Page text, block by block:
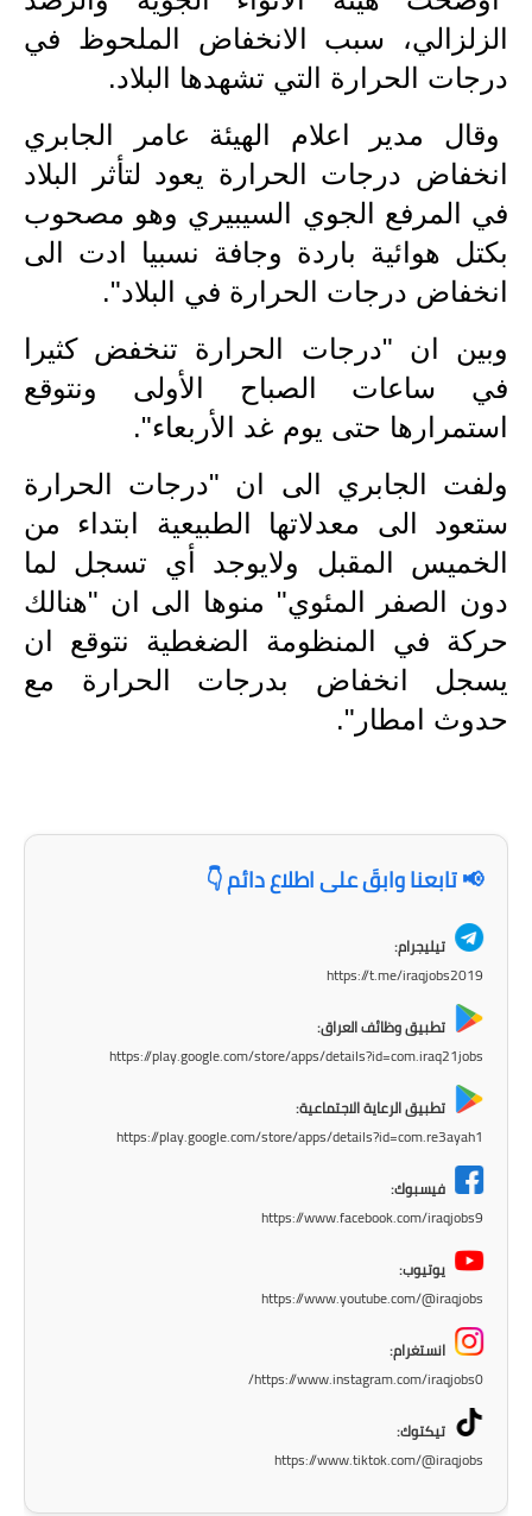
الاخبار الرياضية
المدارس
اخبار وقرارات وزارة التربية
نتائج الامتحانات
المرحلة الابتدائية
المرحلة المتوسطة
المرحلة الاعدادية
اسئلة وزارية
المرحلة الابتدائية
المرحلة المتوسطة
المرحلة الاعدادية
مرشحات
المرحلة الابتدائية
كتب مدرسية
المرحلة الابتدائية
ملازم دراسية
الزلزالي، سبب الانخفاض الملحوظ في
درجات الحرارة التي تشهدها البلاد.
وقال مدير اعلام الهيئة عامر الجابري
انخفاض درجات الحرارة يعود لتأثر البلاد
في المرفع الجوي السيبيري وهو مصحوب
بكتل هوائية باردة وجافة نسبيا ادت الى
انخفاض درجات الحرارة في البلاد".
وبين ان "درجات الحرارة تنخفض كثيرا
في ساعات الصباح الأولى ونتوقع
استمرارها حتى يوم غد الأربعاء".
ولفت الجابري الى ان "درجات الحرارة
ستعود الى معدلاتها الطبيعية ابتداء من
الخميس المقبل ولايوجد أي تسجل لما
دون الصفر المئوي" منوها الى ان "هنالك
حركة في المنظومة الضغطية نتوقع ان
يسجل انخفاض بدرجات الحرارة مع
حدوث امطار".
📢 تابعنا وابقَ على اطلاع دائم 👇
تيليجرام:
https://t.me/iraqjobs2019
تطبيق وظائف العراق:
https://play.google.com/store/apps/details?id=com.iraq21jobs
تطبيق الرعاية الاجتماعية:
https://play.google.com/store/apps/details?id=com.re3ayah1
فيسبوك:
https://www.facebook.com/iraqjobs9
يوتيوب:
https://www.youtube.com/@iraqjobs
انستغرام:
https://www.instagram.com/iraqjobs0/
تيكتوك:
https://www.tiktok.com/@iraqjobs